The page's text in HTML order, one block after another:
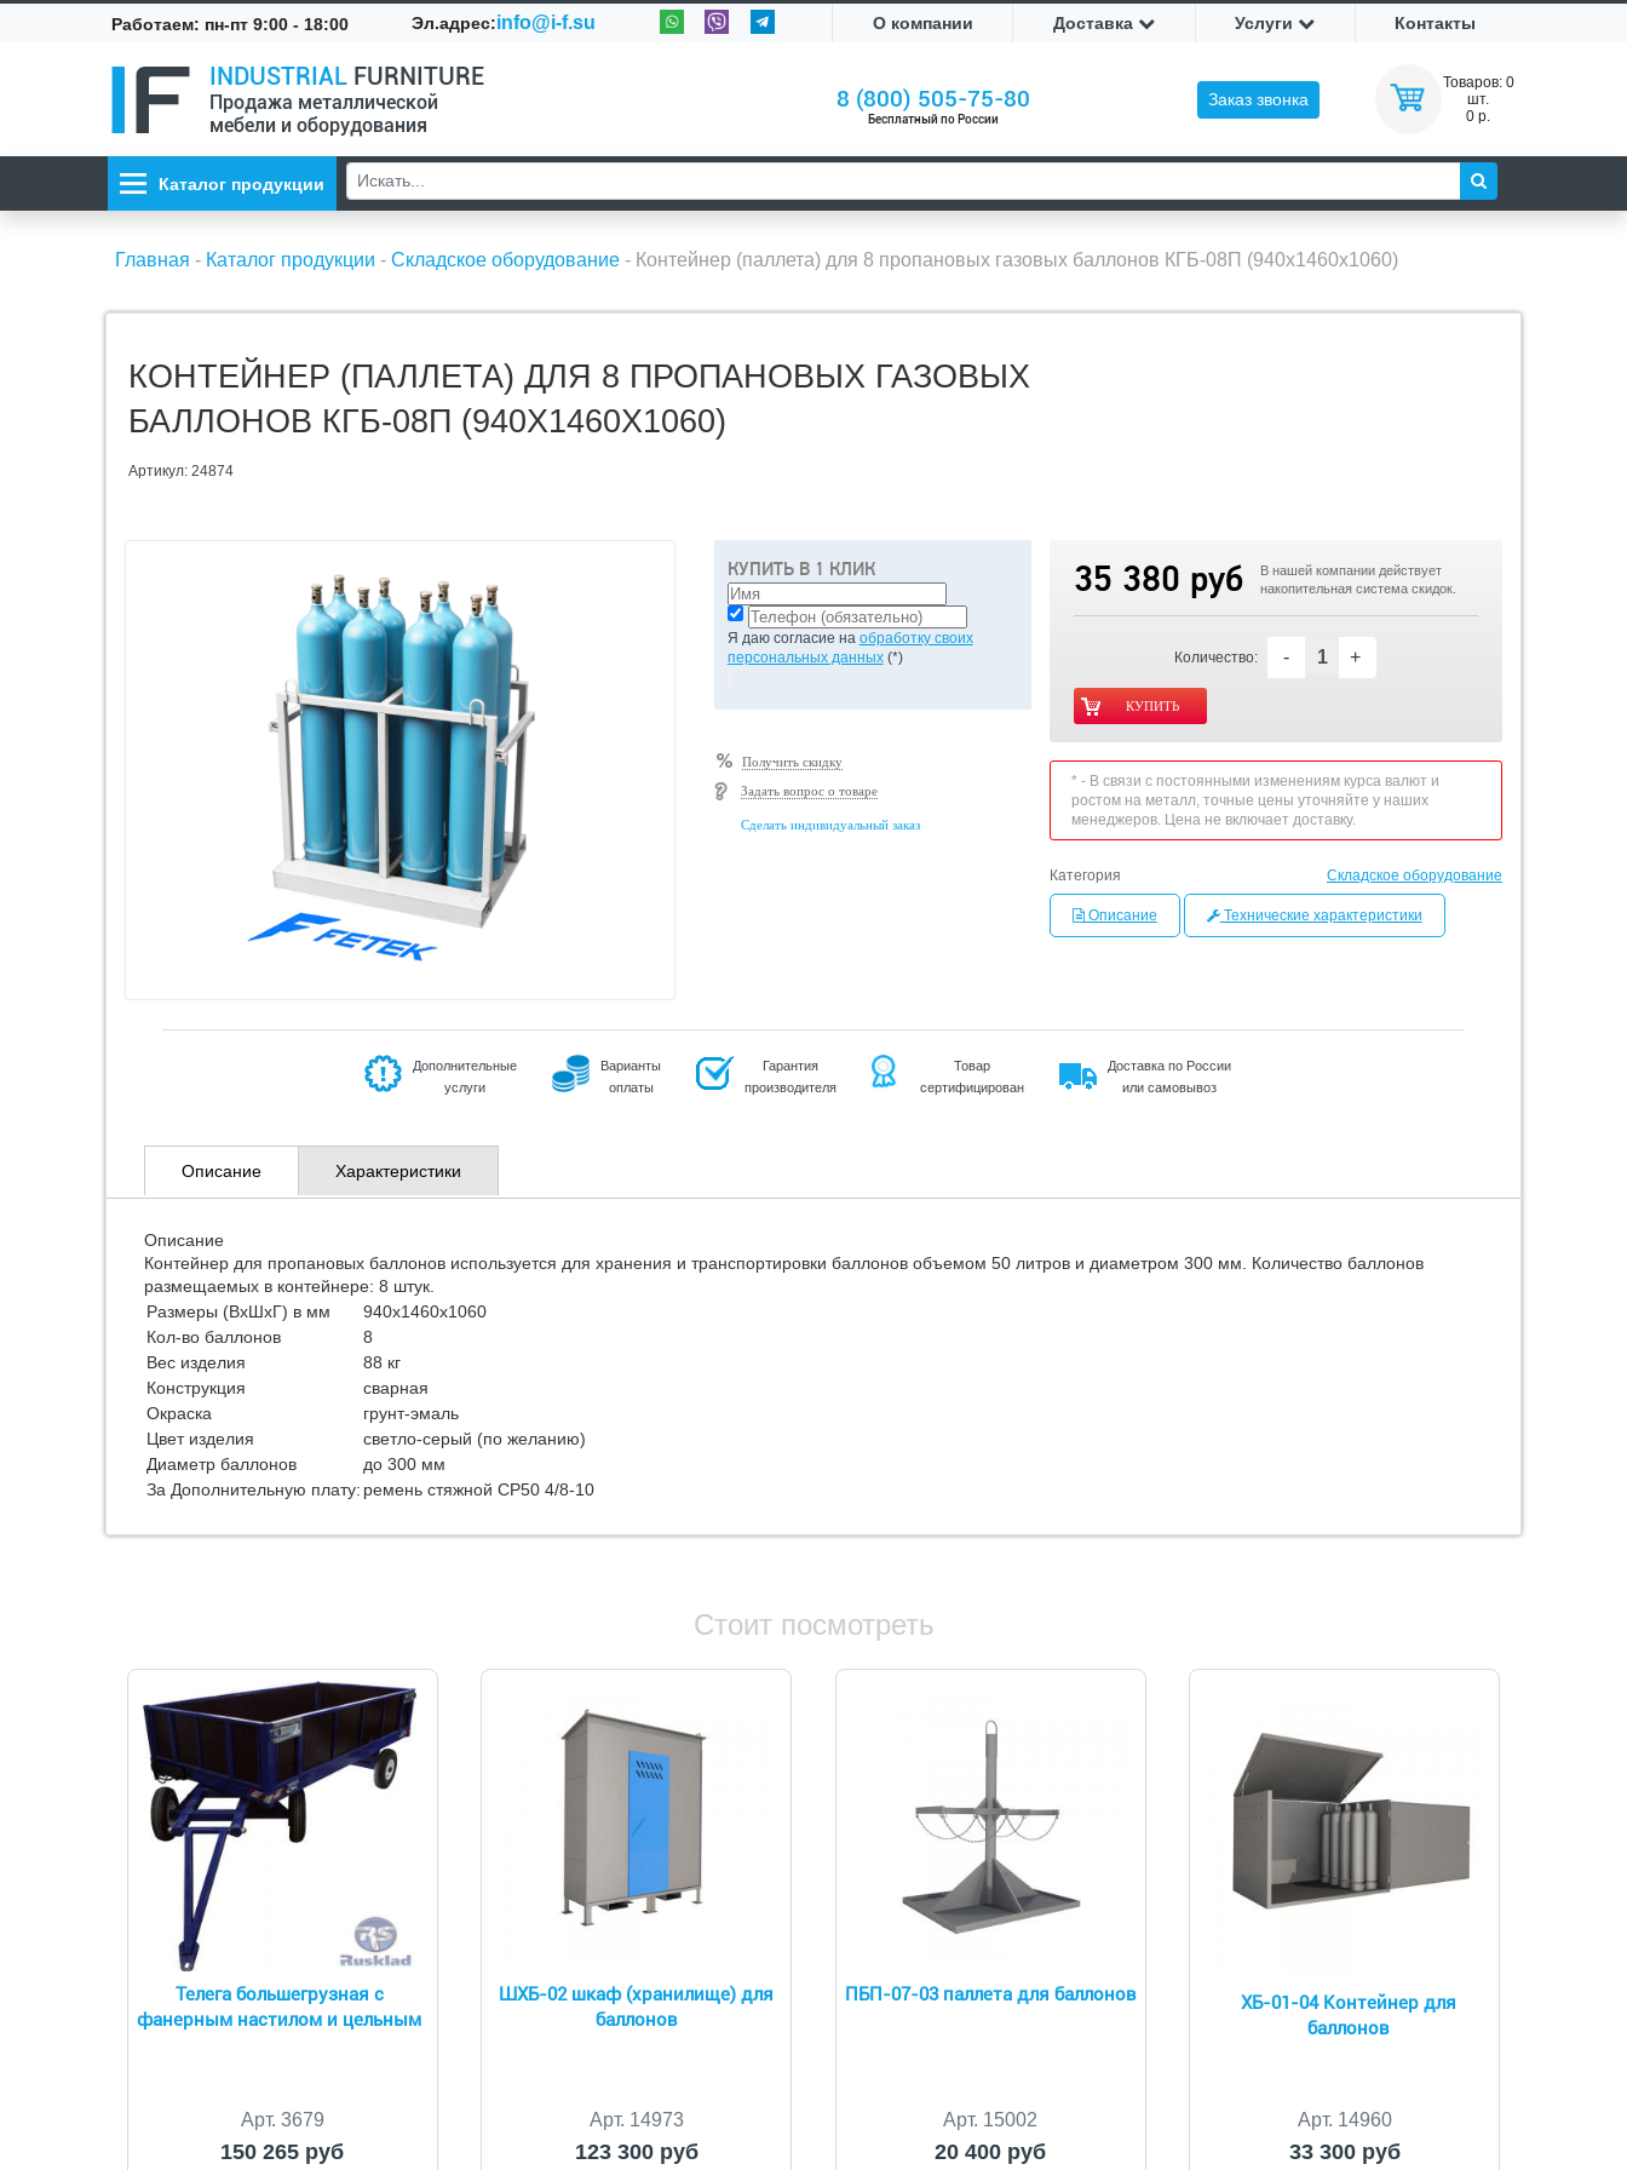
Работаем: пн-пт 9:00 - 18:00 Эл.адрес:info@i-f.su О компании Доставка Услуги Контакты
INDUSTRIAL FURNITURE
Продажа металлической
мебели и оборудования
8 (800) 505-75-80
Бесплатный по России
Заказ звонка
Товаров: 0
шт.
0 р.
Каталог продукции
Главная - Каталог продукции - Складское оборудование - Контейнер (паллета) для 8 пропановых газовых баллонов КГБ-08П (940х1460х1060)
КОНТЕЙНЕР (ПАЛЛЕТА) ДЛЯ 8 ПРОПАНОВЫХ ГАЗОВЫХ
БАЛЛОНОВ КГБ-08П (940Х1460Х1060)
Артикул: 24874
КУПИТЬ В 1 КЛИК
Я даю согласие на обработку своих
персональных данных(*)
Получить скидку
Задать вопрос о товаре
Сделать индивидуальный заказ
35 380 руб
В нашей компании действует
накопительная система скидок.
Количество: - +
* - В связи с постоянными изменениям курса валют и
ростом на металл, точные цены уточняйте у наших
менеджеров. Цена не включает доставку.
Категория Складское оборудование
Описание Технические характеристики
Дополнительные
услуги
Варианты
оплаты
Гарантия
производителя
Товар
сертифицирован
Доставка по России
или самовывоз
Описание Характеристики
Описание
Контейнер для пропановых баллонов используется для хранения и транспортировки баллонов объемом 50 литров и диаметром 300 мм. Количество баллонов
размещаемых в контейнере: 8 штук.
Размеры (ВхШхГ) в мм
940х1460х1060
Кол-во баллонов
8
Вес изделия
88 кг
Конструкция
сварная
Окраска
грунт-эмаль
Цвет изделия
светло-серый (по желанию)
Диаметр баллонов
до 300 мм
За Дополнительную плату: ремень стяжной СР50 4/8-10
Стоит посмотреть
Телега большегрузная с
фанерным настилом и цельным
Арт. 3679
150 265 руб
ШХБ-02 шкаф (хранилище) для
баллонов
Арт. 14973
123 300 руб
ПБП-07-03 паллета для баллонов
Арт. 15002
20 400 руб
ХБ-01-04 Контейнер для
баллонов
Арт. 14960
33 300 руб